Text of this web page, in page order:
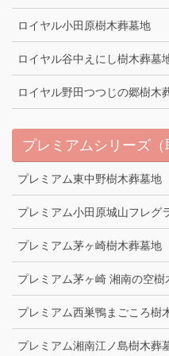
ロイヤル小田原樹木葬墓地
ロイヤル谷中えにし樹木葬墓
ロイヤル野田つつじの郷樹木
プレミアムシリーズ（
プレミアム東中野樹木葬墓地
プレミアム小田原城山フレグ
プレミアム茅ヶ崎樹木葬墓地
プレミアム茅ヶ崎 湘南の空樹
プレミアム西巣鴨まごころ樹
プレミアム湘南江ノ島樹木葬